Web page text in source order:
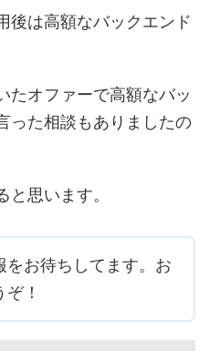
後は高額なバックエンド
たオファーで高額なバッ
った相談もありましたの
思います。
をお待ちしてます。お
！